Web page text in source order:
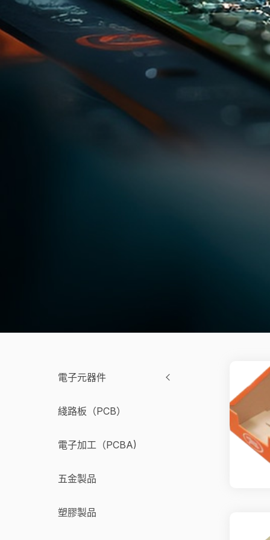
電子元器件
綫路板（PCB）
電子加工（PCBA)
五金製品
塑膠製品